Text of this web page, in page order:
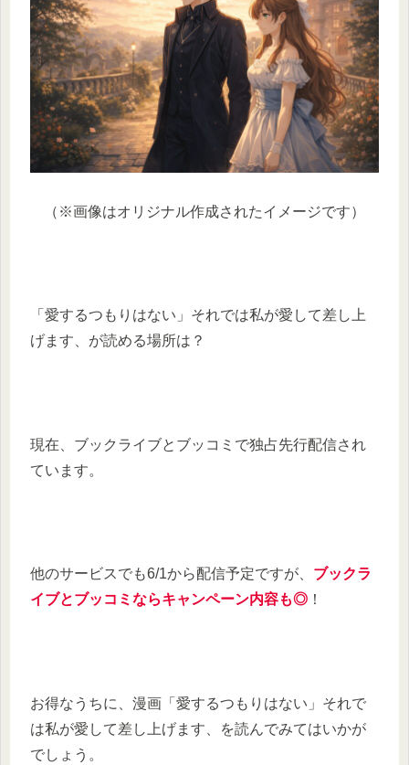
（※画像はオリジナル作成されたイメージです）
「愛するつもりはない」それでは私が愛して差し上
げます、が読める場所は？
現在、ブックライブとブッコミで独占先行配信され
ています。
他のサービスでも6/1から配信予定ですが、 ブックラ
イブとブッコミならキャンペーン内容も◎ ！
お得なうちに、漫画「愛するつもりはない」それで
は私が愛して差し上げます、を読んでみてはいかが
でしょう。